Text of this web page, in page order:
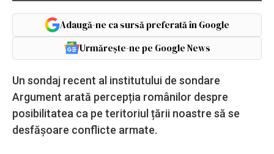
Adaugă-ne ca sursă preferată în Google
Urmărește-ne pe Google News
Un sondaj recent al institutului de sondare
Argument arată percepția românilor despre
posibilitatea ca pe teritoriul țării noastre să se
desfășoare conflicte armate.